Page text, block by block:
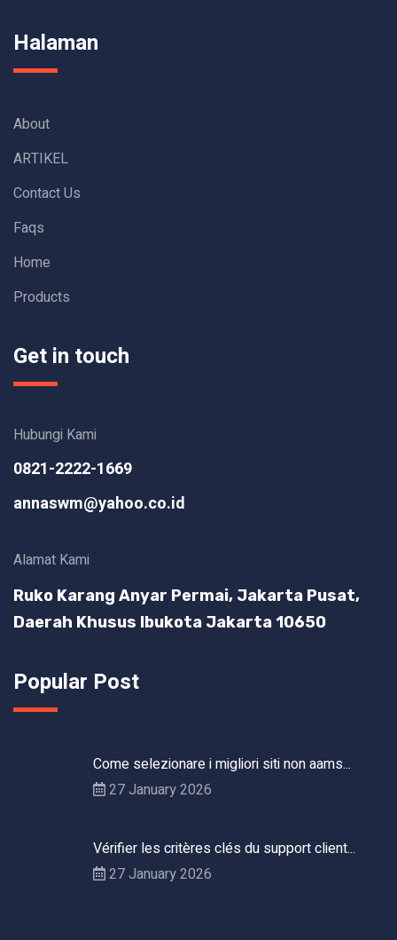
Halaman
About
ARTIKEL
Contact Us
Faqs
Home
Products
Get in touch
Hubungi Kami
0821-2222-1669
annaswm@yahoo.co.id
Alamat Kami
Ruko Karang Anyar Permai, Jakarta Pusat,
Daerah Khusus Ibukota Jakarta 10650
Popular Post
Come selezionare i migliori siti non aams...
27 January 2026
Vérifier les critères clés du support client...
27 January 2026